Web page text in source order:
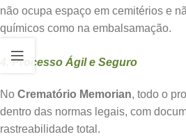
não ocupa espaço em cemitérios e
químicos como na embalsamação.
4. Processo Ágil e Seguro
No Crematório Memorian, todo o
dentro das normas legais, com
rastreabilidade total.